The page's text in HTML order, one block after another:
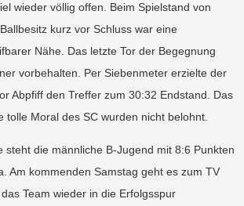
wieder völlig offen. Beim Spielstand von
kurz vor Schluss war eine
Nähe. Das letzte Tor der Begegnung
vorbehalten. Per Siebenmeter erzielte der
Abpfiff den Treffer zum 30:32 Endstand. Das
tolle Moral des SC wurden nicht belohnt.
steht die männliche B-Jugend mit 8:6 Punkten
Am kommenden Samstag geht es zum TV
Team wieder in die Erfolgsspur